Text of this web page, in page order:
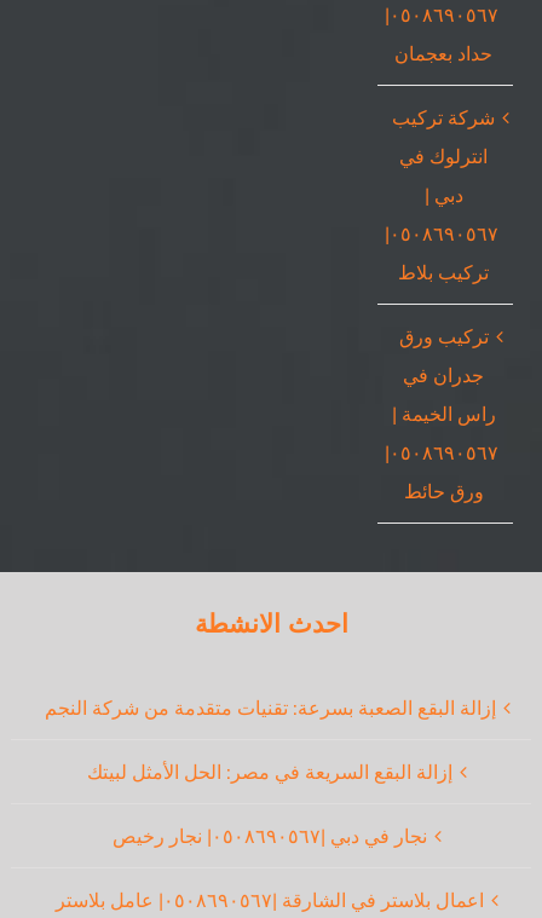
٠٥٠٨٦٩٠٥٦٧|
حداد بعجمان
شركة تركيب
انترلوك في
دبي |
٠٥٠٨٦٩٠٥٦٧|
تركيب بلاط
تركيب ورق
جدران في
راس الخيمة |
٠٥٠٨٦٩٠٥٦٧|
ورق حائط
احدث الانشطة
إزالة البقع الصعبة بسرعة: تقنيات متقدمة من شركة النجم
إزالة البقع السريعة في مصر: الحل الأمثل لبيتك
نجار في دبي |٠٥٠٨٦٩٠٥٦٧| نجار رخيص
اعمال بلاستر في الشارقة |٠٥٠٨٦٩٠٥٦٧| عامل بلاستر